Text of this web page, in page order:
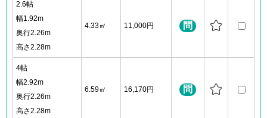
2.6帖
幅1.92m
奥行2.26m
高さ2.28m
4.33㎡ 11,000円 問
4帖
幅2.92m
奥行2.26m
高さ2.28m
6.59㎡ 16,170円 問